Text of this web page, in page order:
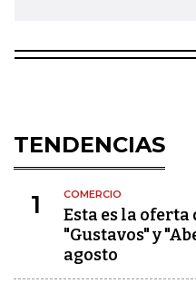
TENDENCIAS
1 COMERCIO
Esta es la
"Gustavos" y
agosto